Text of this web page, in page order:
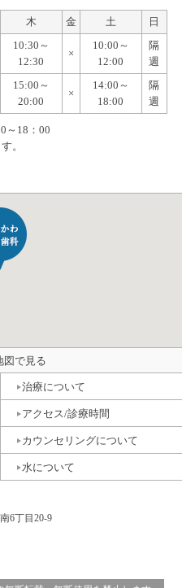
木 金 土
日
10:30～
12:30
×
10:00～
12:00
隔
週
15:00～
20:00
×
14:00～
18:00
隔
週
～18：00
。
図で見る
治療について
アクセス/診療時間
カウンセリングについて
水について
6丁目20-9